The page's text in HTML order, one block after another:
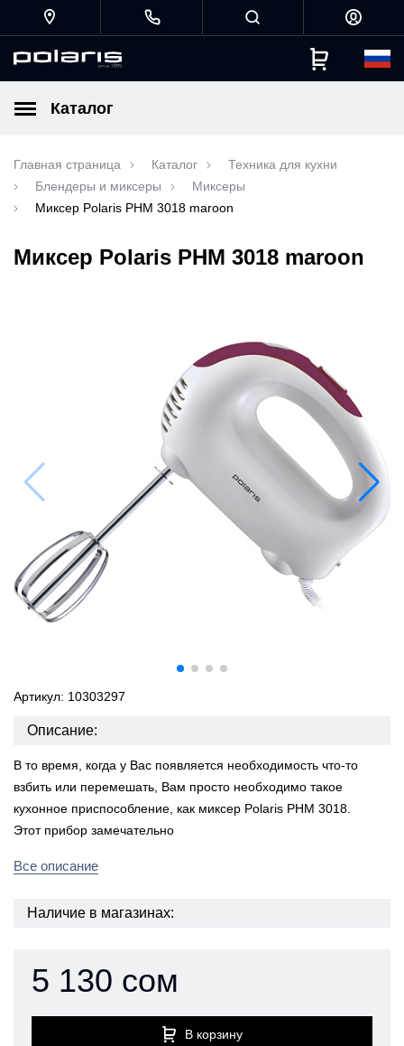
Каталог
Главная страница Каталог
Техника для кухни
Блендеры и миксеры
Миксеры
Миксер Polaris PHM 3018 maroon
Миксер Polaris PHM 3018 maroon
Артикул: 10303297
Описание:
В то время, когда у Вас появляется необходимость что-то
взбить или перемешать, Вам просто необходимо такое
кухонное приспособление, как миксер Polaris PHM 3018.
Этот прибор замечательно
Все описание
Наличие в магазинах:
5 130 сом
В корзину